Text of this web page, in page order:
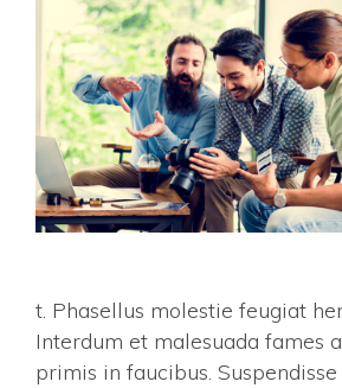
t. Phasellus molestie feugiat
Interdum et malesuada fames
primis in faucibus.